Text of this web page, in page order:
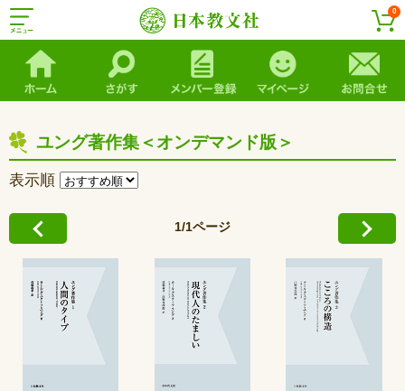
0
ユング著作集＜オンデマンド版＞
表示順
1/1ページ